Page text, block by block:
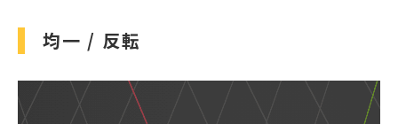
均一 / 反転